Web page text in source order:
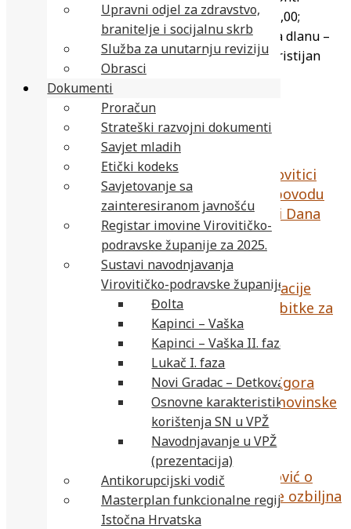
prošlosti – dodatna nastava iz povijesti – 2.000,00;
Stjepana Sulimanca Pitomača – Mikro svijet na dlanu –
1.839,00. (www.vpz.hr, Fotografija/Ilustracija: Kristijan
Najnovije vijesti
Fotogalerija: Na Gradskom groblju u Virovitici
odana počast hrvatskim braniteljima u povodu
Dana pobjede i domovinske zahvalnosti i Dana
hrvatskih branitelja
Velika obljetnica vojno-redarstvene operacije
“Oluja”: Prošla je 31 godina od presudne bitke za
opstanak hrvatske države
Čestitka virovitičko-podravskog župana Igora
Androvića, povodom Dana pobjede i domovinske
zahvalnosti i Dana hrvatskih branitelja
Prvi čovjek Hrvatskih voda Zoran Đuroković o
rekordno niskim vodostajima: Situacija je ozbiljna
Upravni odjel za zdravstvo,
branitelje i socijalnu skrb
Služba za unutarnju reviziju
Obrasci
Dokumenti
Proračun
Strateški razvojni dokumenti
Savjet mladih
Etički kodeks
Savjetovanje sa
zainteresiranom javnošću
Registar imovine Virovitičko-
podravske županije za 2025.
Sustavi navodnjavanja
Virovitičko-podravske županije
Đolta
Kapinci – Vaška
Kapinci – Vaška II. faza
Lukač I. faza
Novi Gradac – Detkovac
Osnovne karakteristike
korištenja SN u VPŽ
Navodnjavanje u VPŽ
(prezentacija)
Antikorupcijski vodič
Masterplan funkcionalne regije
Istočna Hrvatska